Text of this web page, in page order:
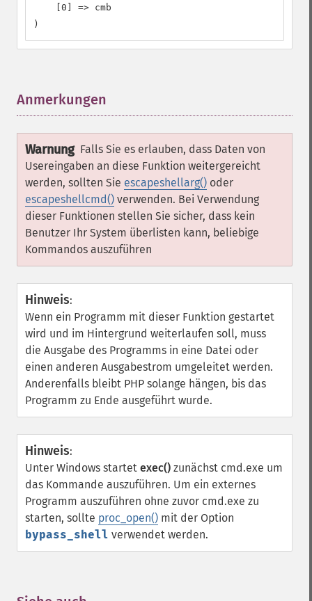
    [0] => cmb
)
Anmerkungen
Warnung Falls Sie es erlauben, dass Daten von
Usereingaben an diese Funktion weitergereicht
werden, sollten Sie escapeshellarg() oder
escapeshellcmd() verwenden. Bei Verwendung
dieser Funktionen stellen Sie sicher, dass kein
Benutzer Ihr System überlisten kann, beliebige
Kommandos auszuführen
Hinweis:
Wenn ein Programm mit dieser Funktion gestartet
wird und im Hintergrund weiterlaufen soll, muss
die Ausgabe des Programms in eine Datei oder
einen anderen Ausgabestrom umgeleitet werden.
Anderenfalls bleibt PHP solange hängen, bis das
Programm zu Ende ausgeführt wurde.
Hinweis:
Unter Windows startet exec() zunächst cmd.exe um
das Kommande auszuführen. Um ein externes
Programm auszuführen ohne zuvor cmd.exe zu
starten, sollte proc_open() mit der Option
bypass_shell verwendet werden.